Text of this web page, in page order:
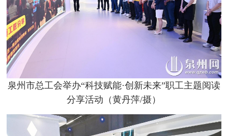
泉州市总工会举办“科技赋能·创新未来”职工主题阅读
分享活动（黄丹萍/摄）